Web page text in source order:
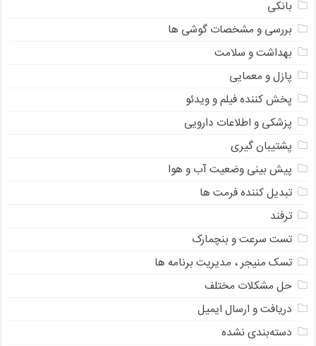
بانکی
بررسی و مشخصات گوشی ها
بهداشت و سلامت
پازل و معمایی
پخش کننده فیلم و ویدئو
پزشکی و اطلاعات دارویی
پشتیبان گیری
پیش بینی وضعیت آب و هوا
تبدیل کننده فرمت ها
ترفند
تست سرعت و بنچمارک
تسک منیجر ، مدیریت برنامه ها
حل مشکلات مختلف
دریافت و ارسال ایمیل
دسته‌بندی نشده